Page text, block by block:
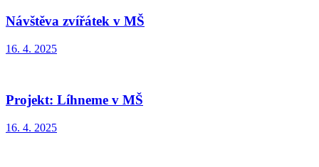
Návštěva zvířátek v MŠ
16. 4. 2025
Projekt: Líhneme v MŠ
16. 4. 2025